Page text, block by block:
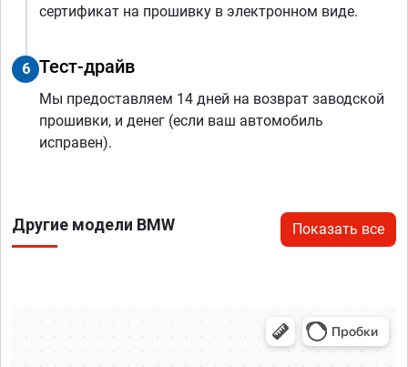
сертификат на прошивку в электронном виде.
6 Тест-драйв
Мы предоставляем 14 дней на возврат заводской
прошивки, и денег (если ваш автомобиль
исправен).
Другие модели BMW Показать все